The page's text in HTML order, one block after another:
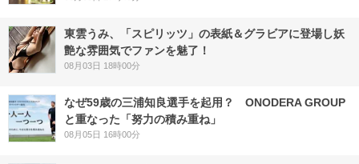
東雲うみ、「スピリッツ」の表紙＆グラビアに登場し妖
艶な雰囲気でファンを魅了！
08月03日 18時00分
なぜ59歳の三浦知良選手を起用？ ONODERA GROUP
と重なった「努力の積み重ね」
08月05日 16時00分